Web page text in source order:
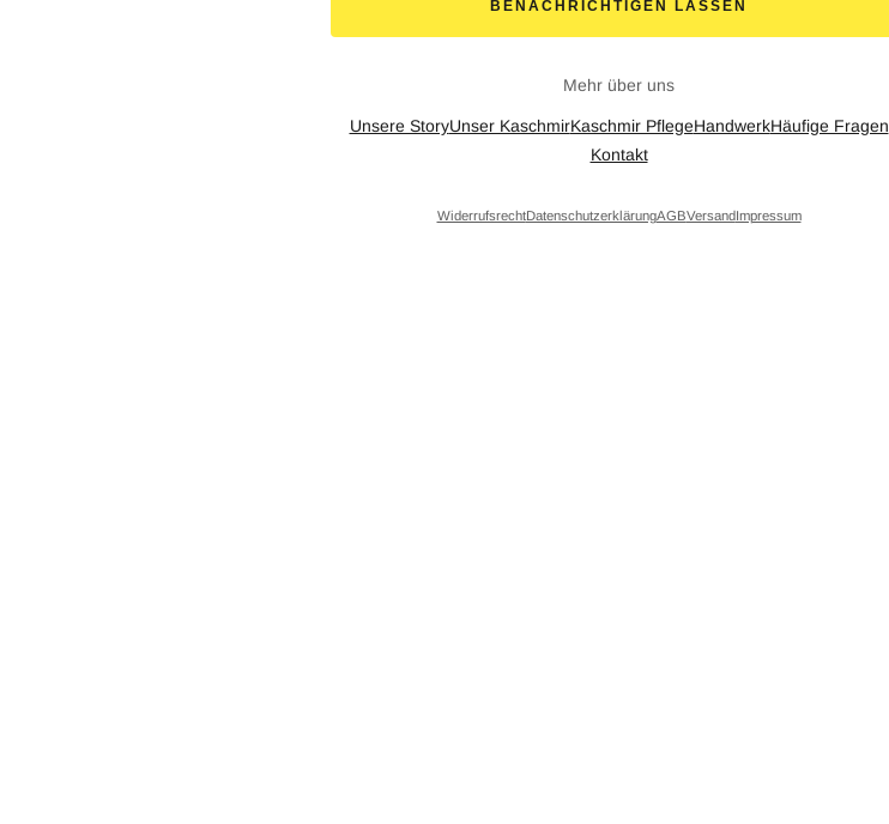
BENACHRICHTIGEN LASSEN
Mehr über uns
Unsere StoryUnser KaschmirKaschmir PflegeHandwerkHäufige Fragen
Kontakt
WiderrufsrechtDatenschutzerklärungAGBVersandImpressum